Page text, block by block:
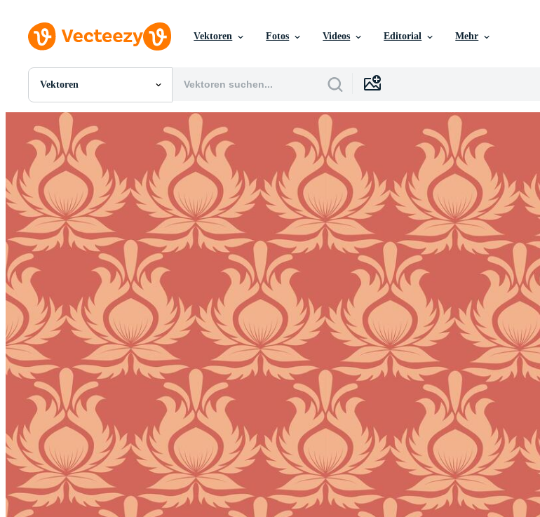
Vektoren Fotos Videos Editorial Mehr
Vektoren
Alle Bilder
Fotos
PNGs
PSDs
SVGs
Vorlagen
Vektoren
Videos
Motion Graphics
Redaktionelle Bilder
Redaktionelle Ereignisse